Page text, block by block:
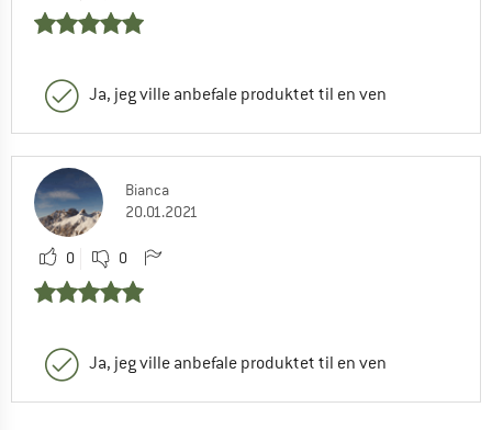
Ja, jeg ville anbefale produktet til en ven
Bianca
20.01.2021
0 0
Ja, jeg ville anbefale produktet til en ven